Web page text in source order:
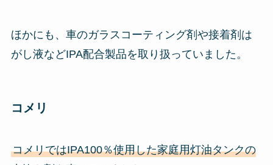
ほかにも、車のガラスコーティング剤や接着剤は
がし液などIPA配合製品を取り扱っていました。
コメリ
コメリではIPA100％使用した家庭用灯油タンクの